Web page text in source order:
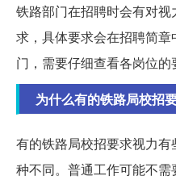
铁路部门在招聘时会有对
求，具体要求会在招聘简
门，需要仔细查看各岗位的
为什么有的铁路局校招
有的铁路局校招要求视力
种不同。普通工作可能不